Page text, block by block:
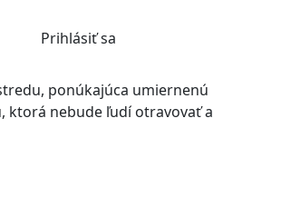
Prihlásiť sa
ponúkajúca umiernenú
ktorá nebude ľudí otravovať a